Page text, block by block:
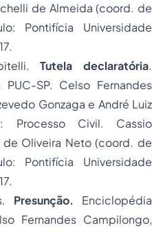
de Almeida (coord. de
Pontifícia Universidade
Tutela declaratória.
SP. Celso Fernandes
Gonzaga e André Luiz
Processo Civil. Cassio
de Oliveira Neto (coord. de
Pontifícia Universidade
Presunção. Enciclopédia
Fernandes Campilongo,